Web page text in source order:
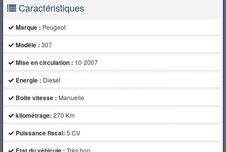
Caractéristiques
Marque : Peugeot
Modèle : 307
Mise en circulation : 10-2007
Energie : Diesel
Boite vitesse : Manuelle
kilométrage: 270 Km
Puissance fiscal: 5 CV
Très bon